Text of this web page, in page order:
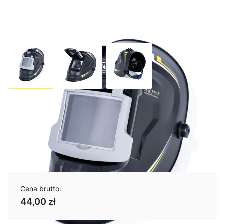
Maska STANDARD MAGNUM
110X90 SZYBA UCHYLNA
CZARNA
Cena brutto:
44,00 zł